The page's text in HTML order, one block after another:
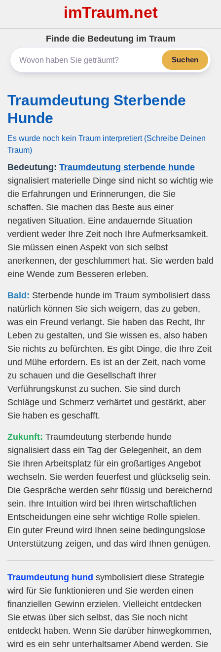
imTraum.net
Finde die Bedeutung im Traum
Suchen
Traumdeutung Sterbende
Hunde
Es wurde noch kein Traum interpretiert (Schreibe Deinen
Traum)
Bedeutung: Traumdeutung sterbende hunde
signalisiert materielle Dinge sind nicht so wichtig wie
die Erfahrungen und Erinnerungen, die Sie
schaffen. Sie machen das Beste aus einer
negativen Situation. Eine andauernde Situation
verdient weder Ihre Zeit noch Ihre Aufmerksamkeit.
Sie müssen einen Aspekt von sich selbst
anerkennen, der geschlummert hat. Sie werden bald
eine Wende zum Besseren erleben.
Bald: Sterbende hunde im Traum symbolisiert dass
natürlich können Sie sich weigern, das zu geben,
was ein Freund verlangt. Sie haben das Recht, Ihr
Leben zu gestalten, und Sie wissen es, also haben
Sie nichts zu befürchten. Es gibt Dinge, die Ihre Zeit
und Mühe erfordern. Es ist an der Zeit, nach vorne
zu schauen und die Gesellschaft Ihrer
Verführungskunst zu suchen. Sie sind durch
Schläge und Schmerz verhärtet und gestärkt, aber
Sie haben es geschafft.
Zukunft: Traumdeutung sterbende hunde
signalisiert dass ein Tag der Gelegenheit, an dem
Sie Ihren Arbeitsplatz für ein großartiges Angebot
wechseln. Sie werden feuerfest und glückselig sein.
Die Gespräche werden sehr flüssig und bereichernd
sein. Ihre Intuition wird bei Ihren wirtschaftlichen
Entscheidungen eine sehr wichtige Rolle spielen.
Ein guter Freund wird Ihnen seine bedingungslose
Unterstützung zeigen, und das wird Ihnen genügen.
Traumdeutung hund symbolisiert diese Strategie
wird für Sie funktionieren und Sie werden einen
finanziellen Gewinn erzielen. Vielleicht entdecken
Sie etwas über sich selbst, das Sie noch nicht
entdeckt haben. Wenn Sie darüber hinwegkommen,
wird es ein sehr unterhaltsamer Abend werden. Sie